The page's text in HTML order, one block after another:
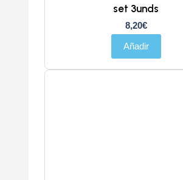
set 3unds
8,20€
Añadir